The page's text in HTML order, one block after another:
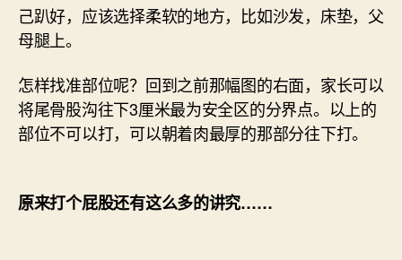
己趴好，应该选择柔软的地方，比如沙发，床垫，父
母腿上。
怎样找准部位呢？回到之前那幅图的右面，家长可以
将尾骨股沟往下3厘米最为安全区的分界点。以上的
部位不可以打，可以朝着肉最厚的那部分往下打。
原来打个屁股还有这么多的讲究……